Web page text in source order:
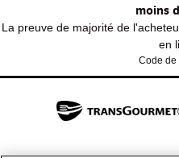
moins
La preuve de majorité de
en
Code de